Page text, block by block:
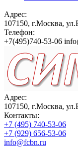
Адрес:
107150, г.Москва,
Телефон:
+7(495)740-53-06
Адрес:
107150, г.Москва,
Контакты:
+7 (495) 740-53-06
+7 (929) 656-53-06
info@fcbn.ru